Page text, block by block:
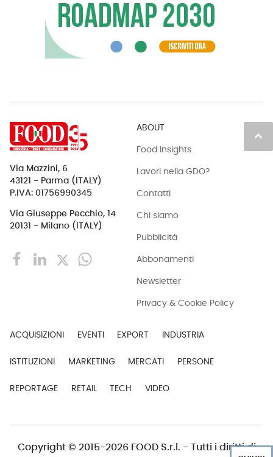
keyboard_arrow_up
Via Mazzini, 6
43121 - Parma (ITALY)
P.IVA: 01756990345
Via Giuseppe Pecchio, 14
20131 - Milano (ITALY)
ABOUT
Food Insights
Lavori nella GDO?
Contatti
Chi siamo
Pubblicità
Abbonamenti
Newsletter
Privacy & Cookie Policy
ACQUISIZIONI EVENTI EXPORT INDUSTRIA
ISTITUZIONI MARKETING MERCATI PERSONE
REPORTAGE RETAIL TECH VIDEO
Copyright © 2015-2026 FOOD S.r.l. - Tutti i diritti di